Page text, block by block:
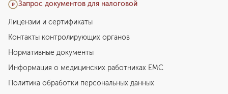
Запрос документов для налоговой
Лицензии и сертификаты
Контакты контролирующих органов
Нормативные документы
Информация о медицинских работниках EMC
Политика обработки персональных данных